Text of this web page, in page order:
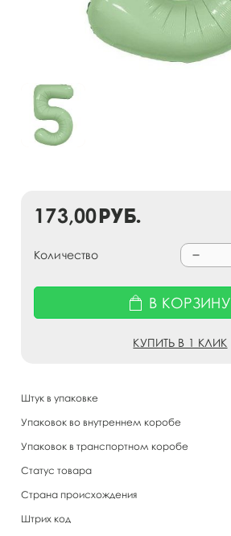
Штук в упаковке
Упаковок во внутреннем коробе
Упаковок в транспортном коробе
Статус товара
Страна происхождения
Штрих код
173,00руб.
Количество
В КОРЗИНУ
КУПИТЬ В 1 КЛИК